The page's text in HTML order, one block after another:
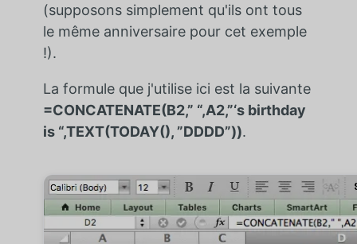
(supposons simplement qu'ils ont tous
le même anniversaire pour cet exemple
!).
La formule que j'utilise ici est la suivante
=CONCATENATE(B2,” “,A2,”‘s birthday
is “,TEXT(TODAY(), ”DDDD”)).